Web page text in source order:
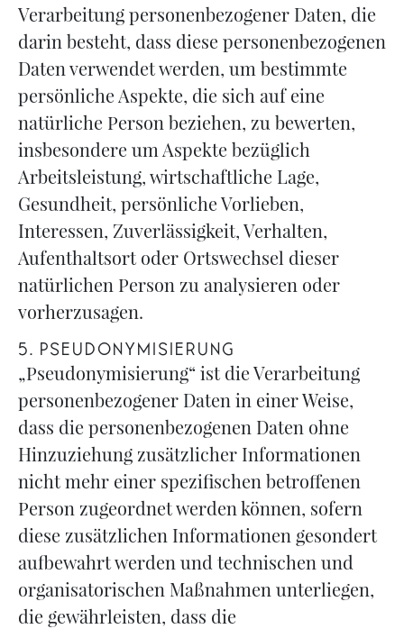
Verarbeitung personenbezogener Daten, die
darin besteht, dass diese personenbezogenen
Daten verwendet werden, um bestimmte
persönliche Aspekte, die sich auf eine
natürliche Person beziehen, zu bewerten,
insbesondere um Aspekte bezüglich
Arbeitsleistung, wirtschaftliche Lage,
Gesundheit, persönliche Vorlieben,
Interessen, Zuverlässigkeit, Verhalten,
Aufenthaltsort oder Ortswechsel dieser
natürlichen Person zu analysieren oder
vorherzusagen.
5. PSEUDONYMISIERUNG
„Pseudonymisierung“ ist die Verarbeitung
personenbezogener Daten in einer Weise,
dass die personenbezogenen Daten ohne
Hinzuziehung zusätzlicher Informationen
nicht mehr einer spezifischen betroffenen
Person zugeordnet werden können, sofern
diese zusätzlichen Informationen gesondert
aufbewahrt werden und technischen und
organisatorischen Maßnahmen unterliegen,
die gewährleisten, dass die